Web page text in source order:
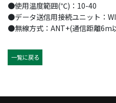
●使用温度範囲(℃)：10-40
●データ送信用接続ユニット：
●無線方式：ANT+(通信距離6m
一覧に戻る